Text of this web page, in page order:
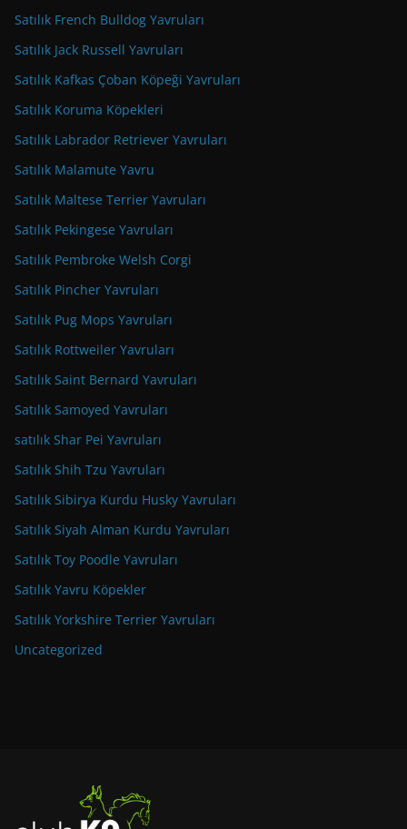
Satılık French Bulldog Yavruları
Satılık Jack Russell Yavruları
Satılık Kafkas Çoban Köpeği Yavruları
Satılık Koruma Köpekleri
Satılık Labrador Retriever Yavruları
Satılık Malamute Yavru
Satılık Maltese Terrier Yavruları
Satılık Pekingese Yavruları
Satılık Pembroke Welsh Corgi
Satılık Pincher Yavruları
Satılık Pug Mops Yavruları
Satılık Rottweiler Yavruları
Satılık Saint Bernard Yavruları
Satılık Samoyed Yavruları
satılık Shar Pei Yavruları
Satılık Shih Tzu Yavruları
Satılık Sibirya Kurdu Husky Yavruları
Satılık Siyah Alman Kurdu Yavruları
Satılık Toy Poodle Yavruları
Satılık Yavru Köpekler
Satılık Yorkshire Terrier Yavruları
Uncategorized